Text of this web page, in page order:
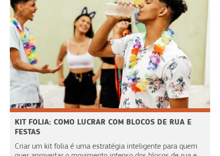
KIT FOLIA: COMO LUCRAR COM BLOCOS DE RUA E
FESTAS
Criar um kit folia é uma estratégia inteligente para quem